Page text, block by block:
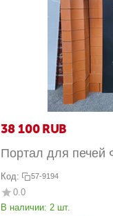
38 100 RUB
Портал для печей
Код: 57-9194
0.0
В наличии: 2 шт.